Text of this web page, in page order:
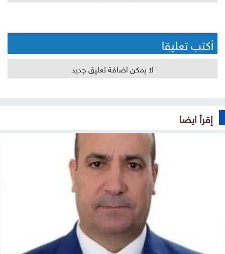
أكتب تعليقا
لا يمكن اضافة تعليق جديد
إقرأ ايضا